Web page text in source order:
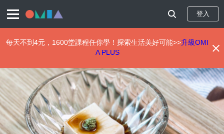
至
主
內
容
登入
每天不到4元，1600堂課程任你學！探索生活美好可能>>升級OMI
A PLUS